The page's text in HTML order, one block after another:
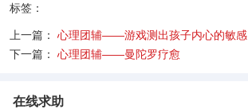
标签：
上一篇：
心理团辅——游戏测出孩子内心的敏感
下一篇：
心理团辅——曼陀罗疗愈
在线求助